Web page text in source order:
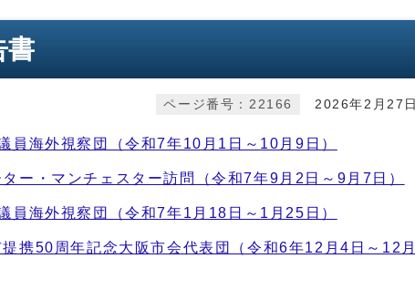
書
2026年2月27日
ページ番号：22166
員海外視察団（令和7年10月1日～10月9日）
ー・マンチェスター訪問（令和7年9月2日～9月7日）
員海外視察団（令和7年1月18日～1月25日）
携50周年記念大阪市会代表団（令和6年12月4日～12月